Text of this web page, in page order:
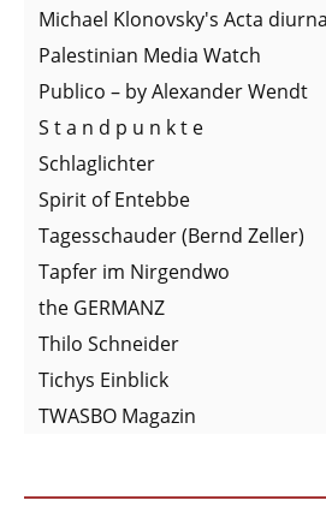
Michael Klonovsky's Acta diurna
Palestinian Media Watch
Publico – by Alexander Wendt
S t a n d p u n k t e
Schlaglichter
Spirit of Entebbe
Tagesschauder (Bernd Zeller)
Tapfer im Nirgendwo
the GERMANZ
Thilo Schneider
Tichys Einblick
TWASBO Magazin